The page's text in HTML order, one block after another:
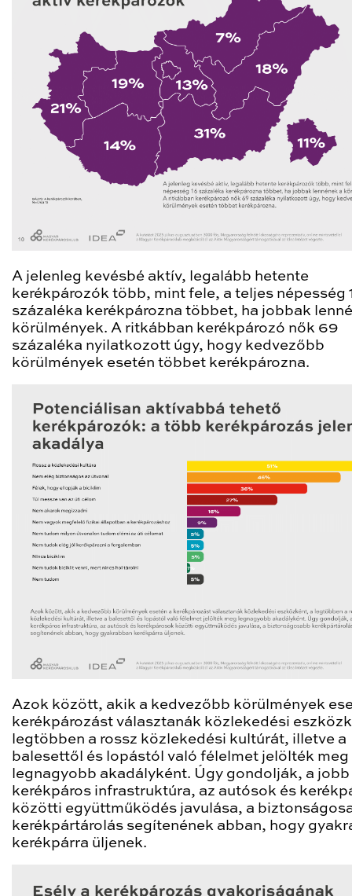
A jelenleg kevésbé aktív, legalább hetente
kerékpározók több, mint fele, a teljes népesség
százaléka kerékpározna többet, ha jobbak
körülmények. A ritkábban kerékpározó nők 69
százaléka nyilatkozott úgy, hogy kedvezőbb
körülmények esetén többet kerékpározna.
Azok között, akik a kedvezőbb körülmények
kerékpározást választanák közlekedési
legtöbben a rossz közlekedési kultúrát, illetve a
balesettől és lopástól való félelmet jelölték meg
legnagyobb akadályként. Úgy gondolják, a jobb
kerékpáros infrastruktúra, az autósok és
közötti együttműködés javulása, a
kerékpártárolás segítenének abban, hogy
kerékpárra üljenek.